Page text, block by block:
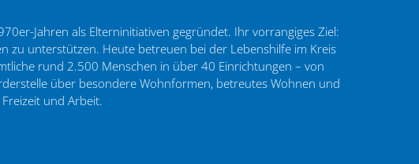
Jahren als Elterninitiativen gegründet. Ihr vorrangiges Ziel:
zu unterstützen. Heute betreuen bei der Lebenshilfe im Kreis
rund 2.500 Menschen in über 40 Einrichtungen – von
über besondere Wohnformen, betreutes Wohnen und
und Arbeit.